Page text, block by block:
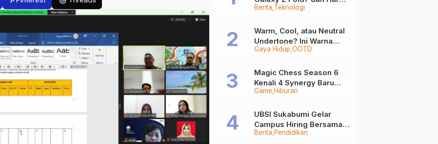
Berita Teknologi
Resminya
Gaya Hidup OOTD
Warm, Cool, atau Neutral
Undertone? Ini Warna
Baju yang Bikin Kamu
Game Hiburan
Magic Chess Season 6
Kenali 4 Synergy Baru
Terkuat
Berita Pendidikan
UBSI Sukabumi Gelar
Campus Hiring Bersama
PKSS, Buka Peluang Kerja